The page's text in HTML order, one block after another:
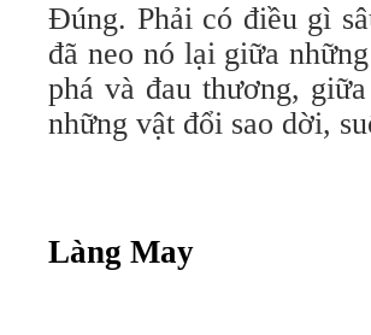
Đúng. Phải có điều gì
đã neo nó lại giữa
phá và đau thương,
những vật đổi sao dời,
Làng May